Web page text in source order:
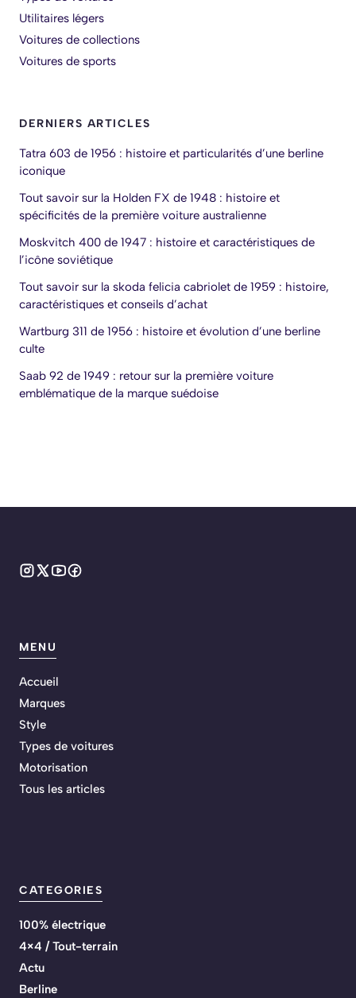
Utilitaires légers
Voitures de collections
Voitures de sports
DERNIERS ARTICLES
Tatra 603 de 1956 : histoire et particularités d’une berline
iconique
Tout savoir sur la Holden FX de 1948 : histoire et
spécificités de la première voiture australienne
Moskvitch 400 de 1947 : histoire et caractéristiques de
l’icône soviétique
Tout savoir sur la skoda felicia cabriolet de 1959 : histoire,
caractéristiques et conseils d’achat
Wartburg 311 de 1956 : histoire et évolution d’une berline
culte
Saab 92 de 1949 : retour sur la première voiture
emblématique de la marque suédoise
MENU
Accueil
Marques
Style
Types de voitures
Motorisation
Tous les articles
CATEGORIES
100% électrique
4×4 / Tout-terrain
Actu
Berline